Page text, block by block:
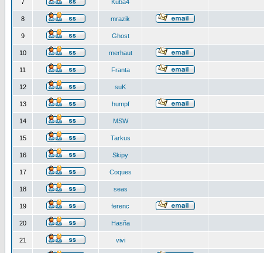
7 Kuba4
8 mrazik
9 Ghost
10 merhaut
11 Franta
12 suK
13 humpf
14 MSW
15 Tarkus
16 Skipy
17 Coques
18 seas
19 ferenc
20 Hasňa
21 vivi